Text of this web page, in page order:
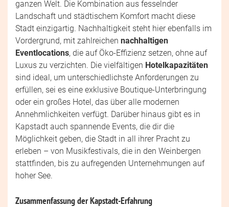
ganzen Welt. Die Kombination aus fesselnder
Landschaft und städtischem Komfort macht diese
Stadt einzigartig. Nachhaltigkeit steht hier ebenfalls im
Vordergrund, mit zahlreichen nachhaltigen
Eventlocations, die auf Öko-Effizienz setzen, ohne auf
Luxus zu verzichten. Die vielfältigen Hotelkapazitäten
sind ideal, um unterschiedlichste Anforderungen zu
erfüllen, sei es eine exklusive Boutique-Unterbringung
oder ein großes Hotel, das über alle modernen
Annehmlichkeiten verfügt. Darüber hinaus gibt es in
Kapstadt auch spannende Events, die dir die
Möglichkeit geben, die Stadt in all ihrer Pracht zu
erleben – von Musikfestivals, die in den Weinbergen
stattfinden, bis zu aufregenden Unternehmungen auf
hoher See.
Zusammenfassung der Kapstadt-Erfahrung